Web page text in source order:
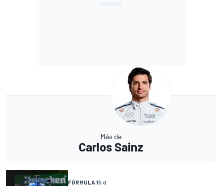
Más de
Carlos Sainz
FÓRMULA 15 d